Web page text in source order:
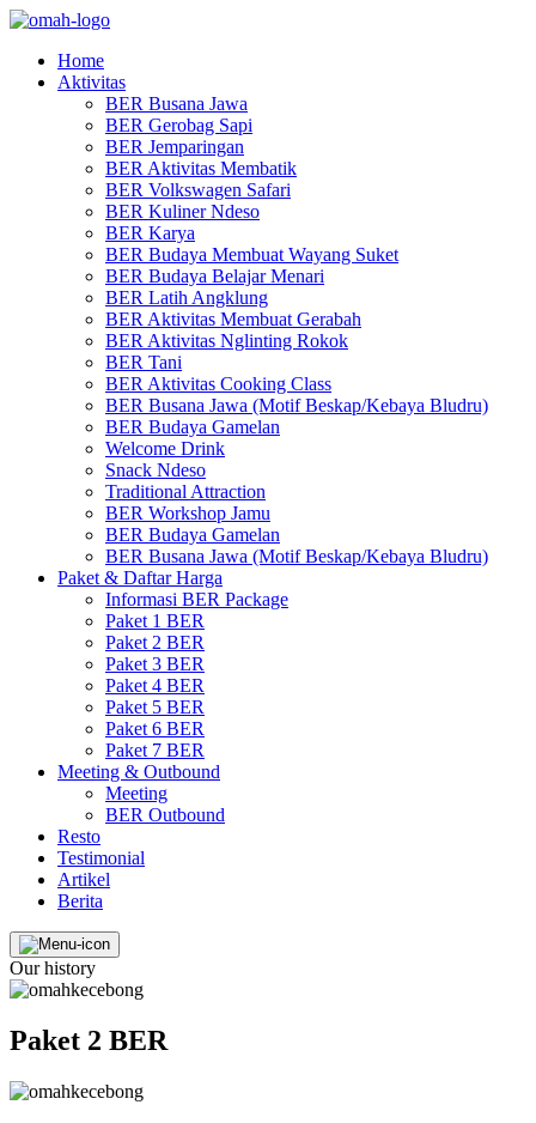
Home
Aktivitas
BER Busana Jawa
BER Gerobag Sapi
BER Jemparingan
BER Aktivitas Membatik
BER Volkswagen Safari
BER Kuliner Ndeso
BER Karya
BER Budaya Membuat Wayang Suket
BER Budaya Belajar Menari
BER Latih Angklung
BER Aktivitas Membuat Gerabah
BER Aktivitas Nglinting Rokok
BER Tani
BER Aktivitas Cooking Class
BER Busana Jawa (Motif Beskap/Kebaya Bludru)
BER Budaya Gamelan
Welcome Drink
Snack Ndeso
Traditional Attraction
BER Workshop Jamu
BER Budaya Gamelan
BER Busana Jawa (Motif Beskap/Kebaya Bludru)
Paket & Daftar Harga
Informasi BER Package
Paket 1 BER
Paket 2 BER
Paket 3 BER
Paket 4 BER
Paket 5 BER
Paket 6 BER
Paket 7 BER
Meeting & Outbound
Meeting
BER Outbound
Resto
Testimonial
Artikel
Berita
Our history
Paket 2 BER